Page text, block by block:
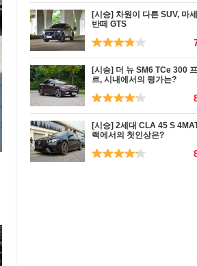
[시승] 차원이 다른 SUV, 마
반떼 GTS
[시승] 더 뉴 SM6 TCe 300 프
르, 시내에서의 평가는?
[시승] 2세대 CLA 45 S
랙에서의 첫인상은?